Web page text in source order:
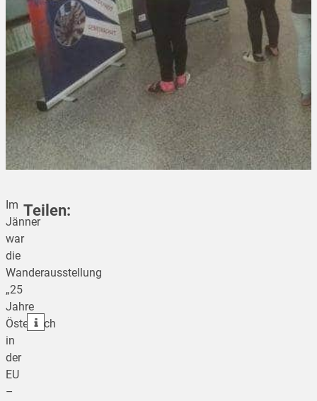
Im
Jänner
war
die
Wanderausstellung
„25
Jahre
Österreich
in
der
EU
–
Teilen:
teilen
teilen